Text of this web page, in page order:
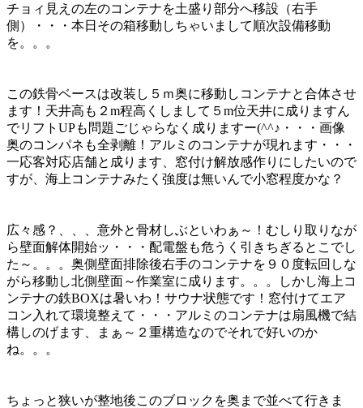
チョィ見えの左のコンテナを土盛り部分へ移設（右手
側）・・・本日その箱移動しちゃいまして順次設備移動
を。。。
この鉄骨ベースは改装し５ｍ奥に移動しコンテナと合体させ
ます！天井高も２m程高くしまして５m位天井に成りますん
でリフトUPも問題ごじゃらなく成りますー(^^♪・・・画像
奥のコンパネも全剥離！アルミのコンテナが現れます・・・
一応客対応店舗と成ります、窓付け解放感作りにしたいので
すが、海上コンテナみたく強度は無いんで小窓程度かな？
広々感？、、、意外と骨材しぶといわぁ～！むしり取りなが
ら壁面解体開始ッ・・・配電盤も危うく引きちぎるとこでし
た～。。。奥側壁面排除後右手のコンテナを９０度転回しな
がら移動し北側壁面～作業室に成ります。。。しかし海上コ
ンテナの鉄BOXは暑いわ！サウナ状態です！窓付けてエア
コン入れて環境整えて・・・アルミのコンテナは扇風機で結
構しのげます、まぁ～２重構造なのでそれで好いのか
ね。。。
ちょっと狭いが整地後このブロックを奥まで並べて行きま